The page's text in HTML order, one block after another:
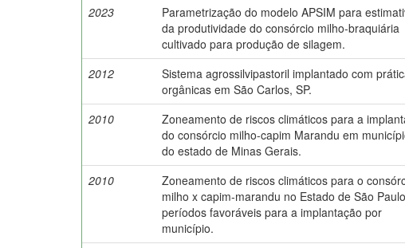
2023
Parametrização do modelo APSIM para
da produtividade do consórcio milho-braquiária
cultivado para produção de silagem.
2012
Sistema agrossilvipastoril implantado com
orgânicas em São Carlos, SP.
2010
Zoneamento de riscos climáticos para a
do consórcio milho-capim Marandu em
do estado de Minas Gerais.
2010
Zoneamento de riscos climáticos para o
milho x capim-marandu no Estado de São
períodos favoráveis para a implantação por
município.